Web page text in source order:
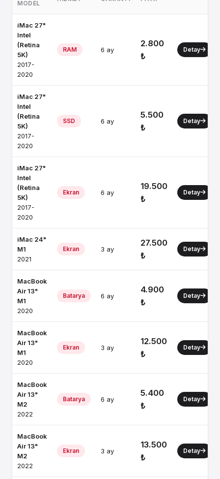
MODEL
iMac 27"
Intel
(Retina
5K)
2017-
2020
RAM 6 ay
2.800
₺
Detay
iMac 27"
Intel
(Retina
5K)
2017-
2020
SSD 6 ay
5.500
₺
Detay
iMac 27"
Intel
(Retina
5K)
2017-
2020
Ekran 6 ay
19.500
₺
Detay
iMac 24"
M1
2021
Ekran 3 ay
27.500
₺
Detay
MacBook
Air 13"
M1
2020
Batarya 6 ay
4.900
₺
Detay
MacBook
Air 13"
M1
2020
Ekran 3 ay
12.500
₺
Detay
MacBook
Air 13"
M2
2022
Batarya 6 ay
5.400
₺
Detay
MacBook
Air 13"
M2
2022
Ekran 3 ay
13.500
₺
Detay